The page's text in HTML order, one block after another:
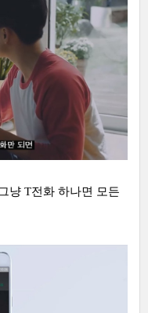
냥 T전화 하나면 모든